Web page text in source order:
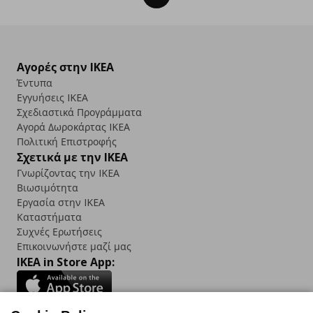
Αγορές στην IKEA
Έντυπα
Εγγυήσεις IKEA
Σχεδιαστικά Προγράμματα
Αγορά Δωρoκάρτας IKEA
Πολιτική Επιστροφής
Σχετικά με την IKEA
Γνωρίζοντας την IKEA
Βιωσιμότητα
Εργασία στην IKEA
Καταστήματα
Συχνές Ερωτήσεις
Επικοινωνήστε μαζί μας
IKEA in Store App: